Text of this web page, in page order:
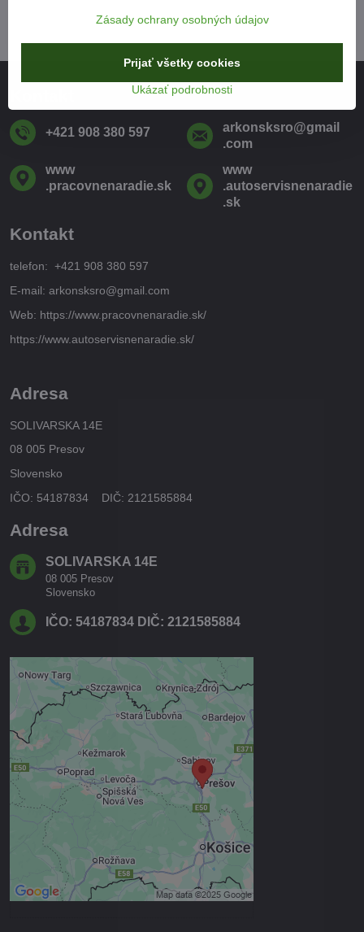
+421 908 380 597
arkonsksro​@gmail​
.com
www​
.pracovnenaradie​.sk
www​
.autoservisnenaradie​
.sk
Kontakt
telefon: +421 908 380 597
E-mail: arkonsksro@gmail.com
Web: https://www.pracovnenaradie.sk/
https://www.autoservisnenaradie.sk/
Adresa
SOLIVARSKA 14E
08 005 Presov
Slovensko
IČO: 54187834 DIČ: 2121585884
Adresa
SOLIVARSKA 14E
08 005 Presov
Slovensko
IČO: 54187834 DIČ: 2121585884
Externý obsah je blokovaný
Voľbami súkromia
Prajete si načítať externý obsah?
Povoliť tentokrát
Povoliť a zapamätať - súhlas s
druhom cookie: Funkčné
Otvoriť obsah v novom okne
Zásady ochrany osobných údajov
Ukázať podrobnosti
Prijať všetky cookies